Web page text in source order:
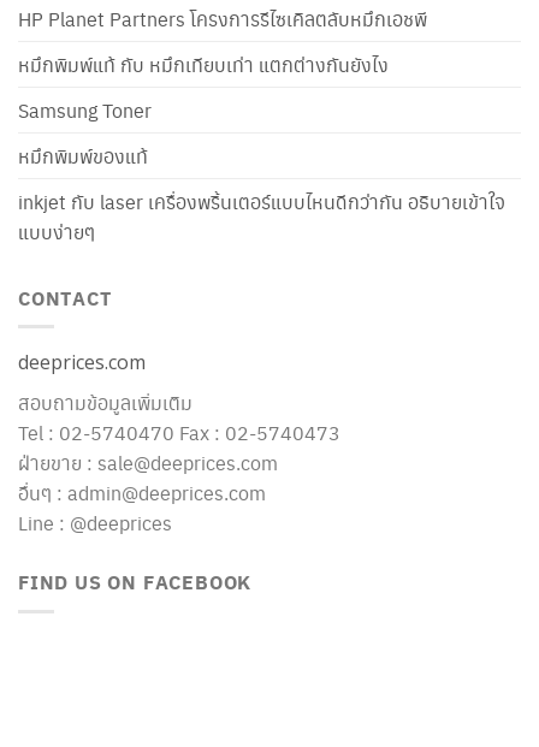
HP Planet Partners โครงการรีไซเคิลตลับหมึกเอชพี
หมึกพิมพ์แท้ กับ หมึกเทียบเท่า แตกต่างกันยังไง
Samsung Toner
หมึกพิมพ์ของแท้
inkjet กับ laser เครื่องพริ้นเตอร์แบบไหนดีกว่ากัน อธิบายเข้าใจ
แบบง่ายๆ
CONTACT
deeprices.com
สอบถามข้อมูลเพิ่มเติม
Tel : 02-5740470 Fax : 02-5740473
ฝ่ายขาย : sale@deeprices.com
อื่นๆ : admin@deeprices.com
Line : @deeprices
FIND US ON FACEBOOK